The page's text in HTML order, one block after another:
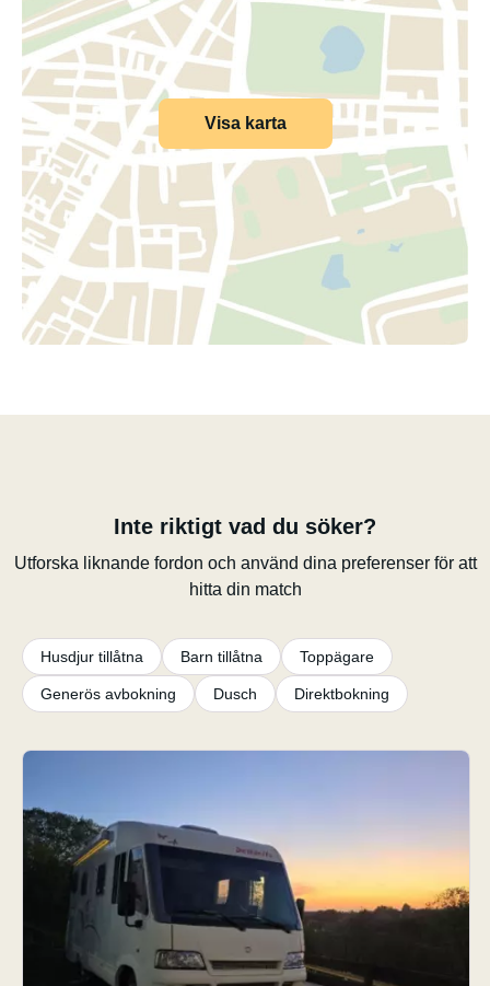
Visa karta
Inte riktigt vad du söker?
Utforska liknande fordon och använd dina preferenser för att
hitta din match
Husdjur tillåtna Barn tillåtna Toppägare
Generös avbokning Dusch Direktbokning